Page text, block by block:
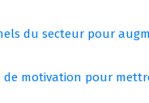
du secteur pour
de motivation pour